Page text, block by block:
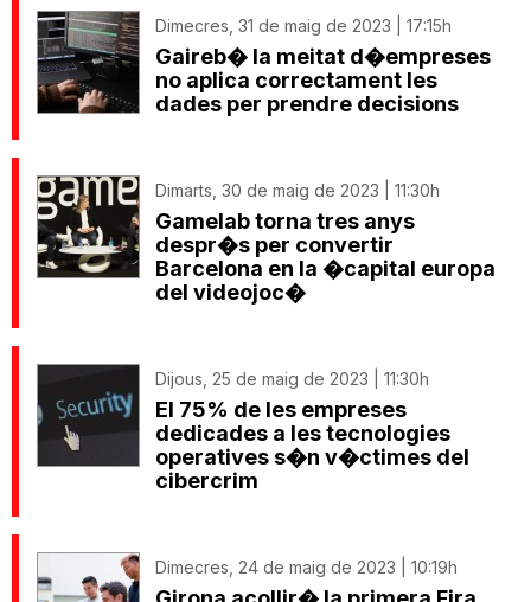
Dimecres, 31 de maig de 2023 | 17:15h
Gaireb� la meitat d�empreses
no aplica correctament les
dades per prendre decisions
Dimarts, 30 de maig de 2023 | 11:30h
Gamelab torna tres anys
despr�s per convertir
Barcelona en la �capital europa
del videojoc�
Dijous, 25 de maig de 2023 | 11:30h
El 75% de les empreses
dedicades a les tecnologies
operatives s�n v�ctimes del
cibercrim
Dimecres, 24 de maig de 2023 | 10:19h